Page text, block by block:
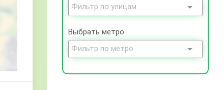
Выбрать метро